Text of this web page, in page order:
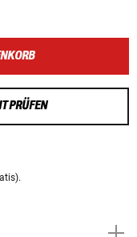
PRÜFEN